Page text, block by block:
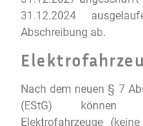
31.12.2024
Abschreibung ab.
Nach dem neuen § 7
(EStG) können
Elektrofahrzeuge